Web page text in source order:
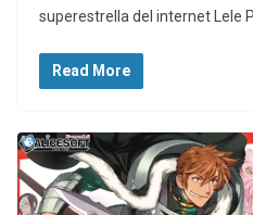
superestrella del internet Lele
Read More